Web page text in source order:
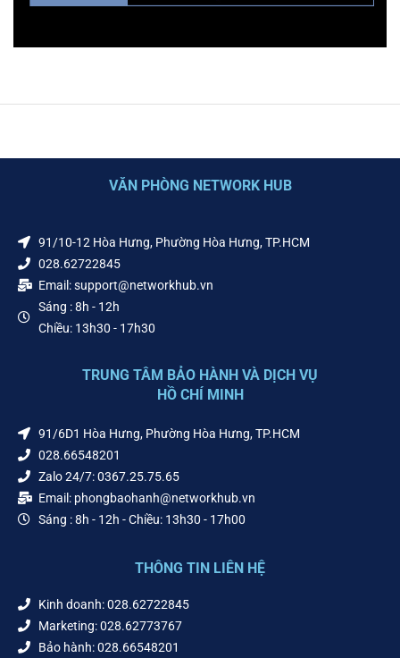
VĂN PHÒNG NETWORK HUB
91/10-12 Hòa Hưng, Phường Hòa Hưng, TP.HCM
028.62722845
Email: support@networkhub.vn
Sáng : 8h - 12h
Chiều: 13h30 - 17h30
TRUNG TÂM BẢO HÀNH VÀ DỊCH VỤ
HỒ CHÍ MINH
91/6D1 Hòa Hưng, Phường Hòa Hưng, TP.HCM
028.66548201
Zalo 24/7: 0367.25.75.65
Email: phongbaohanh@networkhub.vn
Sáng : 8h - 12h - Chiều: 13h30 - 17h00
THÔNG TIN LIÊN HỆ
Kinh doanh: 028.62722845
Marketing: 028.62773767
Bảo hành: 028.66548201